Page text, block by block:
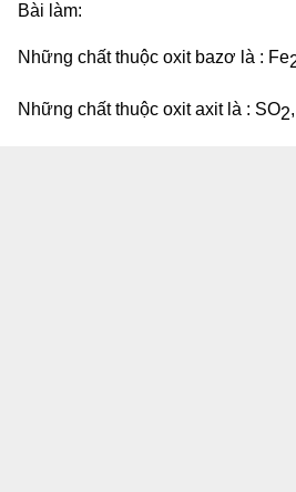
Bài làm:
Những chất thuộc oxit bazơ là : Fe
Những chất thuộc oxit axit là : SO2